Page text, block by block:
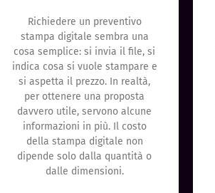
Richiedere un preventivo
stampa digitale sembra una
cosa semplice: si invia il file, si
indica cosa si vuole stampare e
si aspetta il prezzo. In realtà,
per ottenere una proposta
davvero utile, servono alcune
informazioni in più. Il costo
della stampa digitale non
dipende solo dalla quantità o
dalle dimensioni.